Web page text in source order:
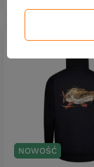
NOWOŚĆ